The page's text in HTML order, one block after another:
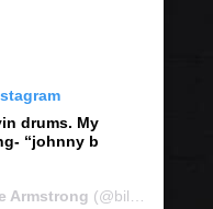
drums. My
“johnny b
Armstrong (@billiejoearmstrong) in data: